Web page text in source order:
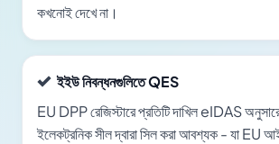
কখনোই দেখে না।
ইইউ নিবন্ধনগুলিতে QES
EU DPP রেজিস্টারে প্রতিটি দাখিল eIDAS
ইলেকট্রনিক সীল দ্বারা সিল করা আবশ্যক - যা EU